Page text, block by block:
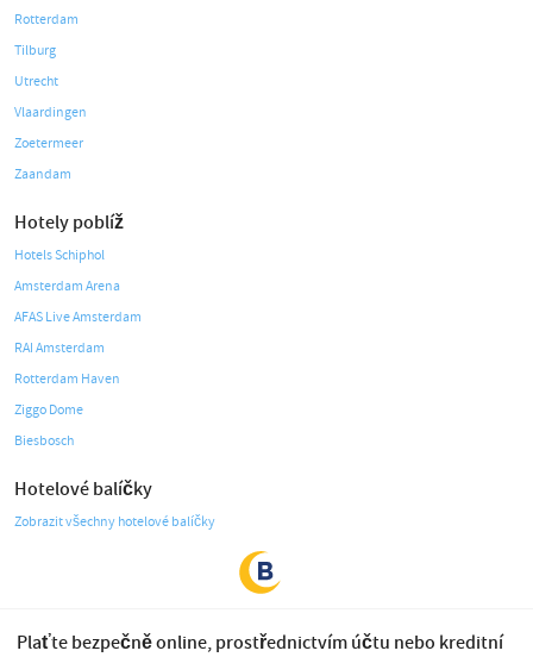
Rotterdam
Tilburg
Utrecht
Vlaardingen
Zoetermeer
Zaandam
Hotely poblíž
Hotels Schiphol
Amsterdam Arena
AFAS Live Amsterdam
RAI Amsterdam
Rotterdam Haven
Ziggo Dome
Biesbosch
Hotelové balíčky
Zobrazit všechny hotelové balíčky
Plaťte bezpečně online, prostřednictvím účtu nebo kreditní